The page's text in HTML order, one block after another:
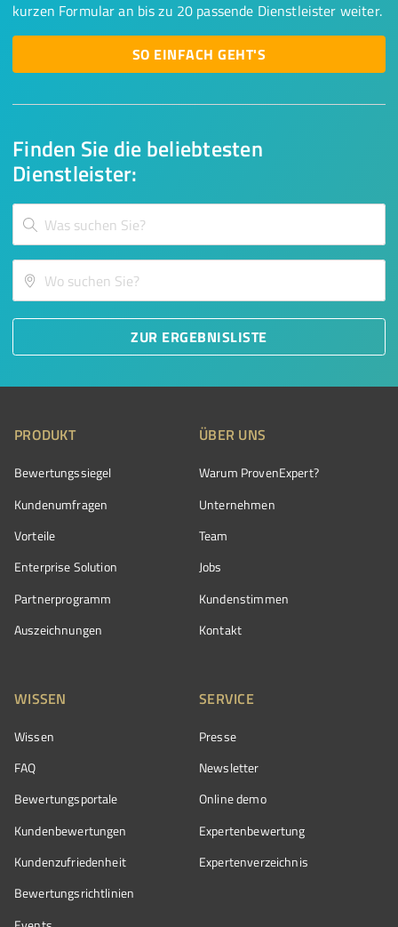
Finden Sie die beliebtesten
Dienstleister:
ZUR ERGEBNISLISTE
kurzen Formular an bis zu 20 passende Dienstleister weiter.
SO EINFACH GEHT'S
PRODUKT
Bewertungssiegel
Kundenumfragen
Vorteile
Enterprise Solution
Partnerprogramm
Auszeichnungen
ÜBER UNS
Warum ProvenExpert?
Unternehmen
Team
Jobs
Kundenstimmen
Kontakt
WISSEN
Wissen
FAQ
Bewertungsportale
Kundenbewertungen
Kundenzufriedenheit
Bewertungs­richtlinien
SERVICE
Presse
Newsletter
Online demo
Expertenbewertung
Expertenverzeichnis